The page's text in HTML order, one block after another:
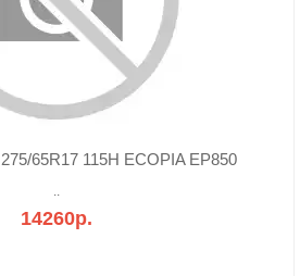
65R17 115H ECOPIA EP850
..
14260р.